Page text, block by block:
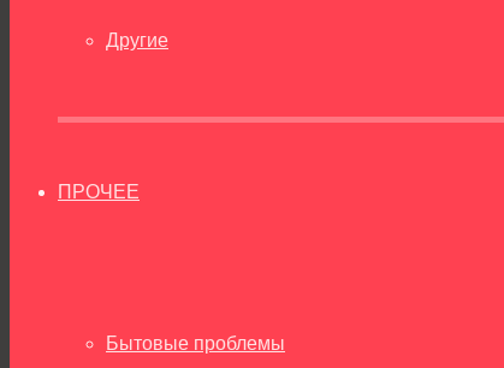
Другие
ПРОЧЕЕ
Бытовые проблемы